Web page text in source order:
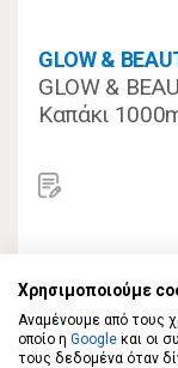
GLOW &
GLOW &
Καπάκι
Χρησιμοποιούμε
Αναμένουμε από τους
οποίο η Google και οι
τους δεδομένα όταν